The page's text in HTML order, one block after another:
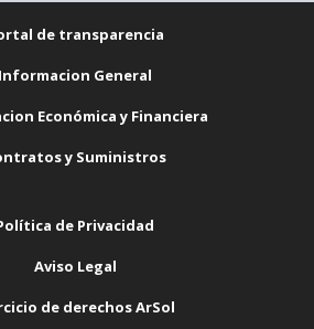
de transparencia
Informacion General
Económica y Financiera
y Suministros
de Privacidad
Aviso Legal
de derechos ArSol